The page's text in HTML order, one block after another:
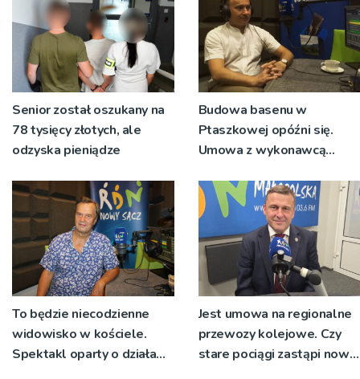
Senior został oszukany na
78 tysięcy złotych, ale
odzyska pieniądze
Budowa basenu w
Ptaszkowej opóźni się.
Umowa z wykonawcą
nie zostanie podpisana
To będzie niecodzienne
widowisko w kościele.
Spektakl oparty o działa
Jest umowa na regionalne
przewozy kolejowe. Czy
stare pociągi zastąpi nowy